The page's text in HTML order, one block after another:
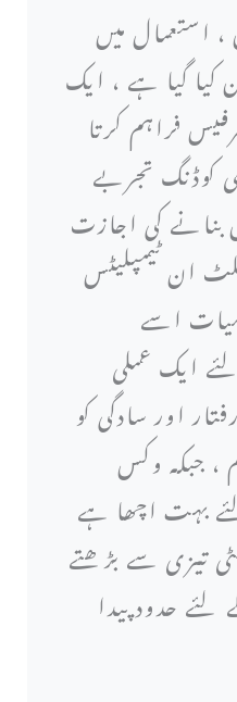
میں
کیا گیا ہے ، ایک
فراہم کرتا
کوڈنگ تجربے
کی اجازت
ان ٹیمپلیٹس
اسے
ایک عملی
اور سادگی کو
، جبکہ وکس
بہت اچھا ہے
تیزی سے بڑھتے
حدود پیدا